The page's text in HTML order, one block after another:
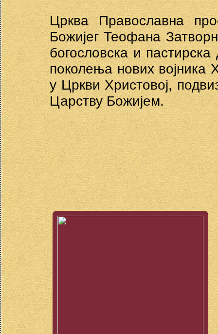
Црква Православна
Божијег Теофана
богословска и
поколења нових војника
у Цркви Христовој,
Царству Божијем.